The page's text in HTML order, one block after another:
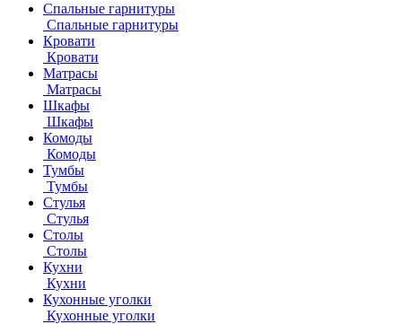
Спальные гарнитуры
Спальные гарнитуры
Кровати
Кровати
Матрасы
Матрасы
Шкафы
Шкафы
Комоды
Комоды
Тумбы
Тумбы
Стулья
Стулья
Столы
Столы
Кухни
Кухни
Кухонные уголки
Кухонные уголки